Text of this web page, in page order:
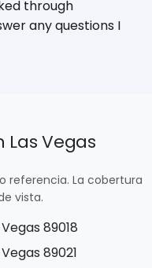
through
any questions I
Las Vegas
referencia. La cobertura
vista.
89018
89021